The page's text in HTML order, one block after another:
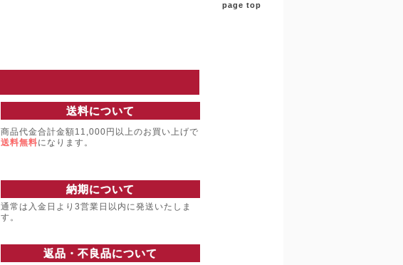
page top
送料について
商品代金合計金額11,000円以上のお買い上げで
送料無料になります。
納期について
通常は入金日より3営業日以内に発送いたしま
す。
返品・不良品について